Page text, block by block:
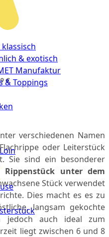
& exotisch
Manufaktur
& Toppings
€
verschiedenen Namen
oder Leiterstück
Sie sind ein besonderer
unter dem
Stück verwendet
Dies macht es es zu
langsam gekochte
jedoch auch ideal zum
liegt zwischen 6 und 8